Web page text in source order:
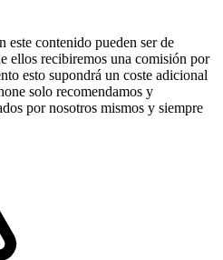
este contenido pueden ser de
ellos recibiremos una comisión por
esto supondrá un coste adicional
solo recomendamos y
por nosotros mismos y siempre